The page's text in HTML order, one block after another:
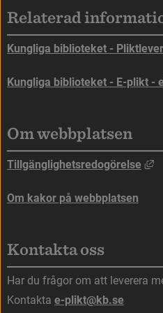
Relaterad
Kungliga biblioteket -
Kungliga biblioteket - E-plikt -
Om webbplatsen
Tillgänglighetsredogörelse
Om kakor på webbplatsen
Kontakta oss
Har du frågor om att leverera
Kontakta e-plikt@kb.se